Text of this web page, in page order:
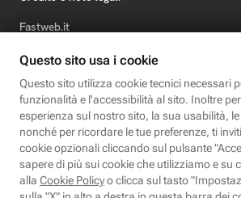
Fastweb.it
Formazione
Fastweb Digital Academy
STEP FuturAbility District